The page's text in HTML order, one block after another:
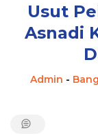
Usut
Asnadi
Admin -